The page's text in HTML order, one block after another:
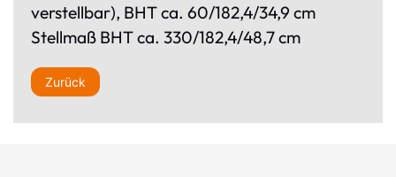
verstellbar), BHT ca. 60/182,4/34,9 cm
Stellmaß BHT ca. 330/182,4/48,7 cm
Zurück